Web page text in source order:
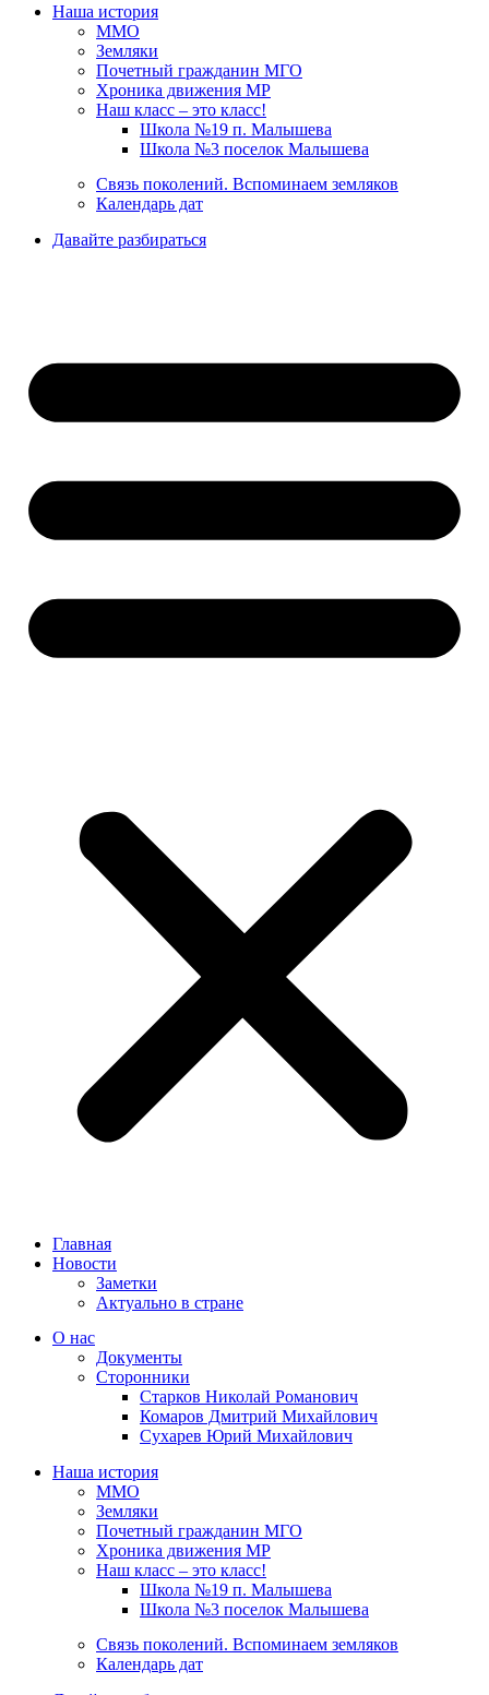
Наша история
ММО
Земляки
Почетный гражданин МГО
Хроника движения МР
Наш класс – это класс!
Школа №19 п. Малышева
Школа №3 поселок Малышева
Связь поколений. Вспоминаем земляков
Календарь дат
Давайте разбираться
Главная
Новости
Заметки
Актуально в стране
О нас
Документы
Сторонники
Старков Николай Романович
Комаров Дмитрий Михайлович
Сухарев Юрий Михайлович
Наша история
ММО
Земляки
Почетный гражданин МГО
Хроника движения МР
Наш класс – это класс!
Школа №19 п. Малышева
Школа №3 поселок Малышева
Связь поколений. Вспоминаем земляков
Календарь дат